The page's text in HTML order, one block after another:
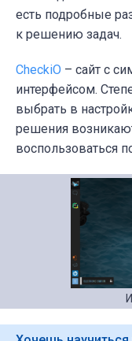
есть подробные
к решению задач.
CheckiO – сайт с
интерфейсом.
выбрать в
решения
воспользоваться